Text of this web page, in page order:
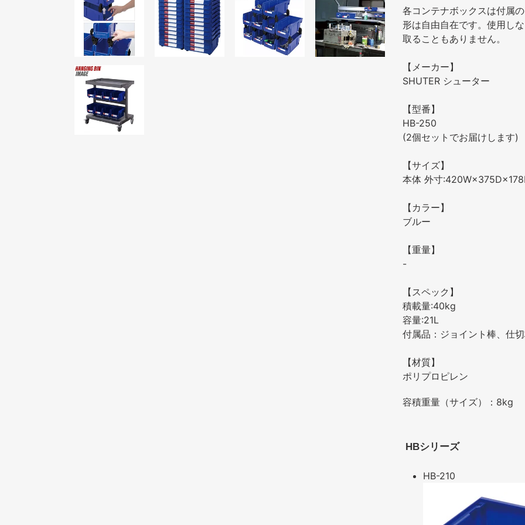
す
る
各コンテナボックスは付属
形は自由自在です。使用し
取ることもありません。
【メーカー】
SHUTER シューター
【型番】
HB-250
(2個セットでお届けします)
【サイズ】
本体 外寸
【カラー】
ブルー
【重量】
-
【スペック】
積載量:40kg
容量:21L
付属品：ジョイント棒、仕
【材質】
ポリプロピレン
容積重量（サイズ）：8kg
HBシリーズ
HB-210